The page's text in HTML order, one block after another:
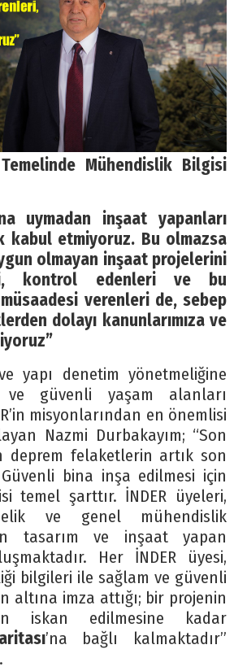
Temelinde Mühendislik Bilgisi
uymadan inşaat yapanları
kabul etmiyoruz. Bu olmazsa
olmayan inşaat projelerini
kontrol edenleri ve bu
verenleri de, sebep
dolayı kanunlarımıza ve
yapı denetim yönetmeliğine
ve güvenli yaşam alanları
misyonlarından en önemlisi
Nazmi Durbakayım; “Son
deprem felaketlerin artık son
bina inşa edilmesi için
temel şarttır. İNDER üyeleri,
ve genel mühendislik
tasarım ve inşaat yapan
Her İNDER üyesi,
bilgileri ile sağlam ve güvenli
altına imza attığı; bir projenin
iskan edilmesine kadar
’na bağlı kalmaktadır”